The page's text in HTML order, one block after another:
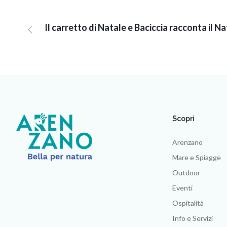
Il carretto di Natale e Baciccia racconta il
Scopri
Arenzano
Mare e Spiagge
Outdoor
Eventi
Ospitalità
Info e Servizi